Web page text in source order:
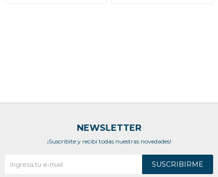
NEWSLETTER
¡Suscribite y recibí todas nuestras novedades!
SUSCRIBIRME